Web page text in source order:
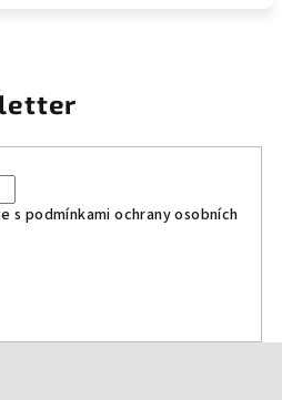
s podmínkami ochrany osobních